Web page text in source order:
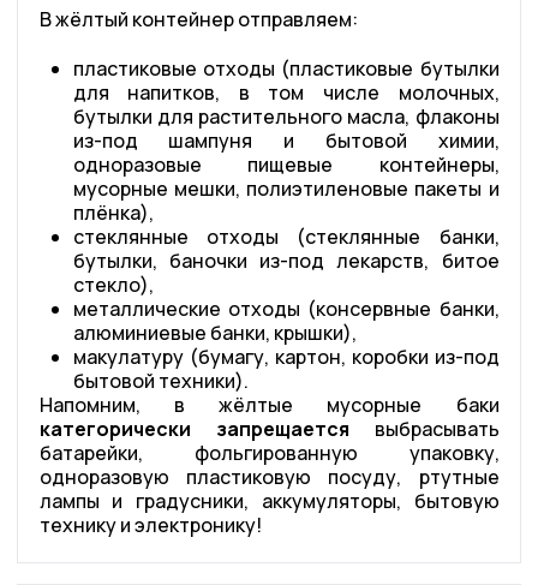
В жёлтый контейнер отправляем:
пластиковые отходы (пластиковые бутылки
для напитков, в том числе молочных,
бутылки для растительного масла, флаконы
из-под шампуня и бытовой химии,
одноразовые пищевые контейнеры,
мусорные мешки, полиэтиленовые пакеты и
плёнка),
стеклянные отходы (стеклянные банки,
бутылки, баночки из-под лекарств, битое
стекло),
металлические отходы (консервные банки,
алюминиевые банки, крышки),
макулатуру (бумагу, картон, коробки из-под
бытовой техники).
Напомним, в жёлтые мусорные баки
категорически запрещается выбрасывать
батарейки, фольгированную упаковку,
одноразовую пластиковую посуду, ртутные
лампы и градусники, аккумуляторы, бытовую
технику и электронику!